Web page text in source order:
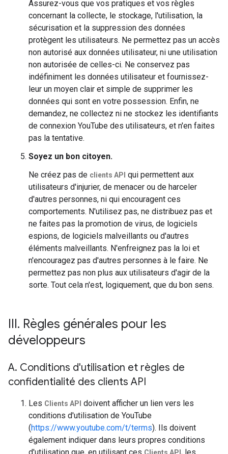
Assurez-vous que vos pratiques et vos règles
concernant la collecte, le stockage, l'utilisation, la
sécurisation et la suppression des données
protègent les utilisateurs. Ne permettez pas un accès
non autorisé aux données utilisateur, ni une utilisation
non autorisée de celles-ci. Ne conservez pas
indéfiniment les données utilisateur et fournissez-
leur un moyen clair et simple de supprimer les
données qui sont en votre possession. Enfin, ne
demandez, ne collectez ni ne stockez les identifiants
de connexion YouTube des utilisateurs, et n'en faites
pas la tentative.
Soyez un bon citoyen.
Ne créez pas de clients API qui permettent aux
utilisateurs d'injurier, de menacer ou de harceler
d'autres personnes, ni qui encouragent ces
comportements. N'utilisez pas, ne distribuez pas et
ne faites pas la promotion de virus, de logiciels
espions, de logiciels malveillants ou d'autres
éléments malveillants. N'enfreignez pas la loi et
n'encouragez pas d'autres personnes à le faire. Ne
permettez pas non plus aux utilisateurs d'agir de la
sorte. Tout cela n'est, logiquement, que du bon sens.
III. Règles générales pour les
développeurs
A. Conditions d'utilisation et règles de
confidentialité des clients API
Les Clients API doivent afficher un lien vers les
conditions d'utilisation de YouTube
(https://www.youtube.com/t/terms). Ils doivent
également indiquer dans leurs propres conditions